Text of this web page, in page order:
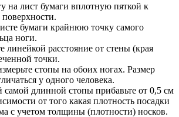
на лист бумаги вплотную пяткой к
бумаги крайнюю точку самого
ноги.
линейкой расстояние от стены (края
точки.
стопы на обоих ногах. Размер
у одного человека.
самой длинной стопы прибавьте от 0,5 см
от того какая плотность посадки
с учетом толщины (плотности) носков.